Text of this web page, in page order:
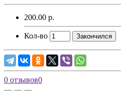
200.00 р.
Кол-во Закончился
0 отзывов0